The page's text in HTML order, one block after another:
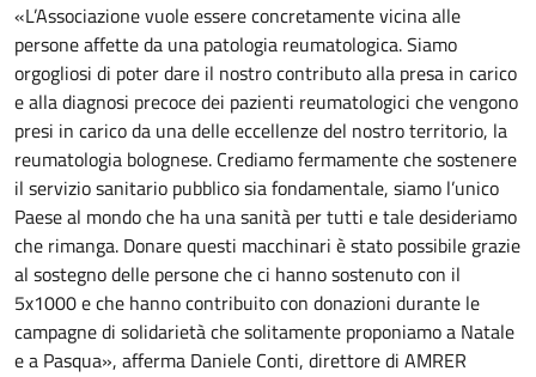
«L’Associazione vuole essere concretamente vicina alle
persone affette da una patologia reumatologica. Siamo
orgogliosi di poter dare il nostro contributo alla presa in carico
e alla diagnosi precoce dei pazienti reumatologici che vengono
presi in carico da una delle eccellenze del nostro territorio, la
reumatologia bolognese. Crediamo fermamente che sostenere
il servizio sanitario pubblico sia fondamentale, siamo l’unico
Paese al mondo che ha una sanità per tutti e tale desideriamo
che rimanga. Donare questi macchinari è stato possibile grazie
al sostegno delle persone che ci hanno sostenuto con il
5x1000 e che hanno contribuito con donazioni durante le
campagne di solidarietà che solitamente proponiamo a Natale
e a Pasqua», afferma Daniele Conti, direttore di AMRER